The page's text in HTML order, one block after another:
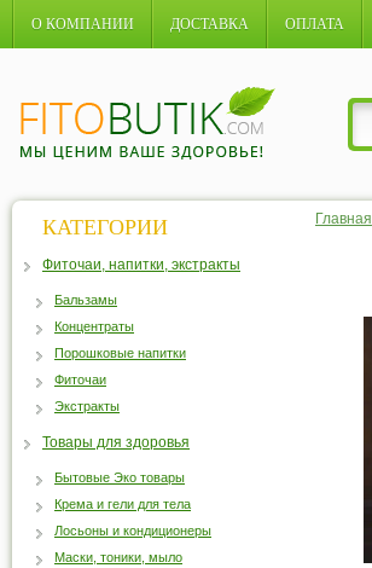
О КОМПАНИИ ДОСТАВКА ОПЛАТА
Главная
КАТЕГОРИИ
Фиточаи, напитки, экстракты
Бальзамы
Концентраты
Порошковые напитки
Фиточаи
Экстракты
Товары для здоровья
Бытовые Эко товары
Крема и гели для тела
Лосьоны и кондиционеры
Маски, тоники, мыло